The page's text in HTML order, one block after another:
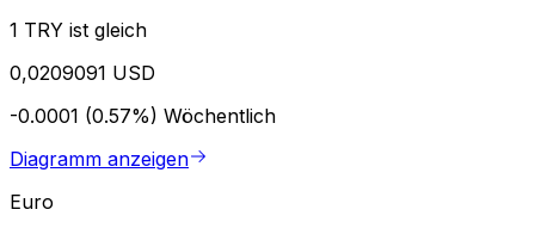
1 TRY ist gleich
0,0209091 USD
-0.0001 (0.57%) Wöchentlich
Diagramm anzeigen
Euro